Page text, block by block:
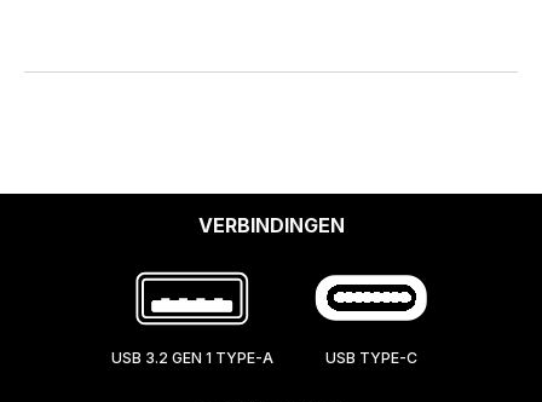
VERBINDINGEN
USB 3.2 GEN 1 TYPE-A USB TYPE-C